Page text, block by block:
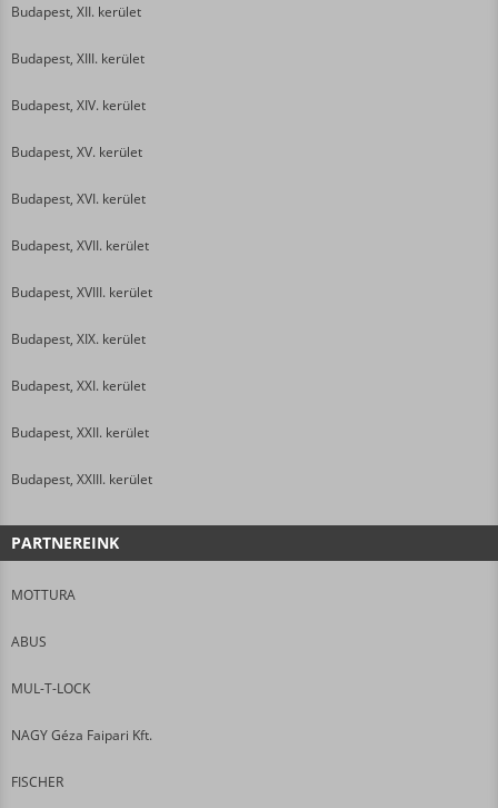
Budapest, XII. kerület
Budapest, XIII. kerület
Budapest, XIV. kerület
Budapest, XV. kerület
Budapest, XVI. kerület
Budapest, XVII. kerület
Budapest, XVIII. kerület
Budapest, XIX. kerület
Budapest, XXI. kerület
Budapest, XXII. kerület
Budapest, XXIII. kerület
PARTNEREINK
MOTTURA
ABUS
MUL-T-LOCK
NAGY Géza Faipari Kft.
FISCHER